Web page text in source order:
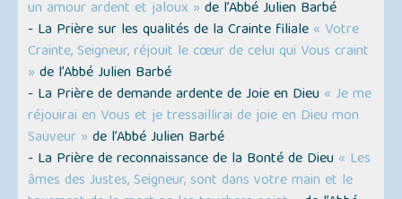
un amour ardent et jaloux » de l’Abbé Julien Barbé
- La Prière sur les qualités de la Crainte filiale « Votre
Crainte, Seigneur, réjouit le cœur de celui qui Vous craint
» de l’Abbé Julien Barbé
- La Prière de demande ardente de Joie en Dieu « Je me
réjouirai en Vous et je tressaillirai de joie en Dieu mon
Sauveur » de l’Abbé Julien Barbé
- La Prière de reconnaissance de la Bonté de Dieu « Les
âmes des Justes, Seigneur, sont dans votre main et le